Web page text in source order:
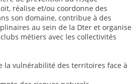
réalise et/ou coordonne des
son domaine, contribue à des
au sein de la Dter et organise
métiers avec les collectivités
la vulnérabilité des territoires face à